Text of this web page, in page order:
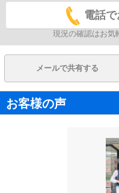
電話
現況の確認はお気
メールで共有する
お客様の声